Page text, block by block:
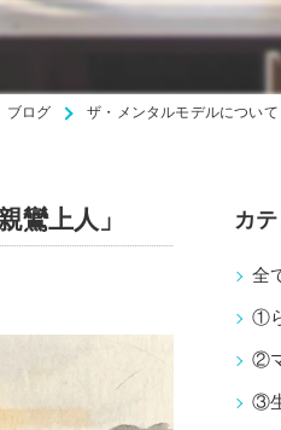
ブログ ザ・メンタルモデルについ
上人」 カ
全
①
②
③